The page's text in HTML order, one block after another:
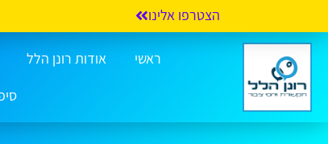
הצטרפו אלינו
ראשי אודות רונן הלל